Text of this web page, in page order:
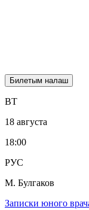
Билетым налаш
ВТ
18 августа
18:00
РУС
М. Булгаков
Записки юного